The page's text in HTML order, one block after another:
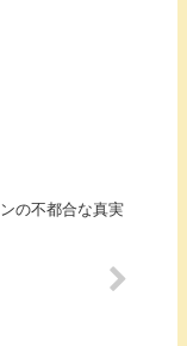
の不都合な真実